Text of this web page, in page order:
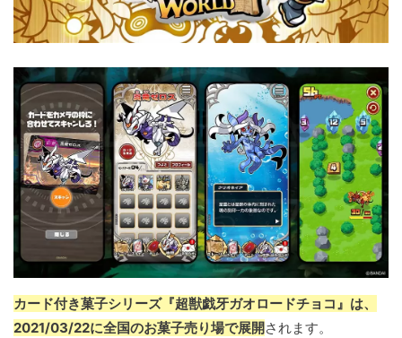
カード付き菓子シリーズ『超獣戯牙ガオロードチョコ』は、
2021/03/22に全国のお菓子売り場で展開 されます。